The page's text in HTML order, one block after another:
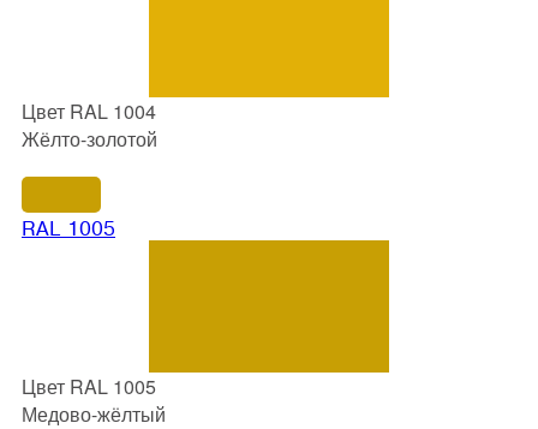
Цвет RAL 1004
Жёлто-золотой
RAL 1005
Цвет RAL 1005
Медово-жёлтый